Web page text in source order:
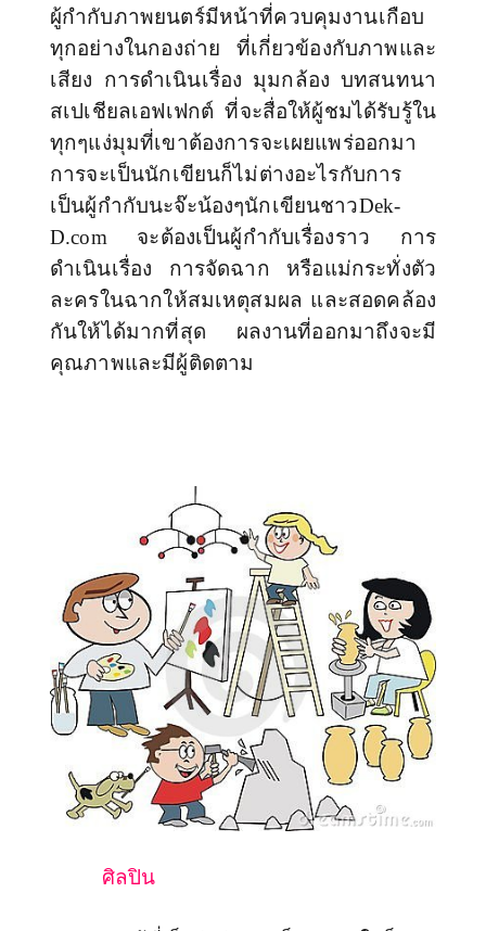
ผู้กำกับภาพยนตร์มีหน้าที่ควบคุมงานเกือบ
ทุกอย่างในกองถ่าย ที่เกี่ยวข้องกับภาพและ
เสียง การดำเนินเรื่อง มุมกล้อง บทสนทนา
สเปเชียลเอฟเฟกต์ ที่จะสื่อให้ผู้ชมได้รับรู้ใน
ทุกๆแง่มุมที่เขาต้องการจะเผยแพร่ออกมา
การจะเป็นนักเขียนก็ไม่ต่างอะไรกับการ
เป็นผู้กำกับนะจ๊ะน้องๆนักเขียนชาวDek-
D.com จะต้องเป็นผู้กำกับเรื่องราว การ
ดำเนินเรื่อง การจัดฉาก หรือแม่กระทั่งตัว
ละครในฉากให้สมเหตุสมผล และสอดคล้อง
กันให้ได้มากที่สุด ผลงานที่ออกมาถึงจะมี
คุณภาพและมีผู้ติดตาม
ศิลปิน